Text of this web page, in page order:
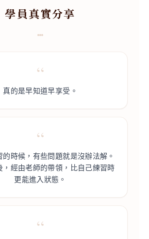
學員真實分享
“
真的是早知道早享受。
“
的時候，有些問題就是沒辦法解。
，經由老師的帶領，比自己練習時
更能進入狀態。
“